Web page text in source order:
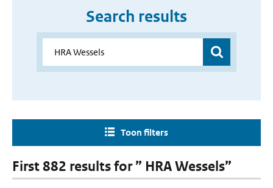
Search results
Toon filters
First 882 results for ” HRA Wessels”